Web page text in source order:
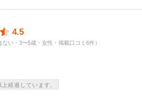
4.5
い・3〜5歳・女性・掲載口コミ6件）
経過しています。